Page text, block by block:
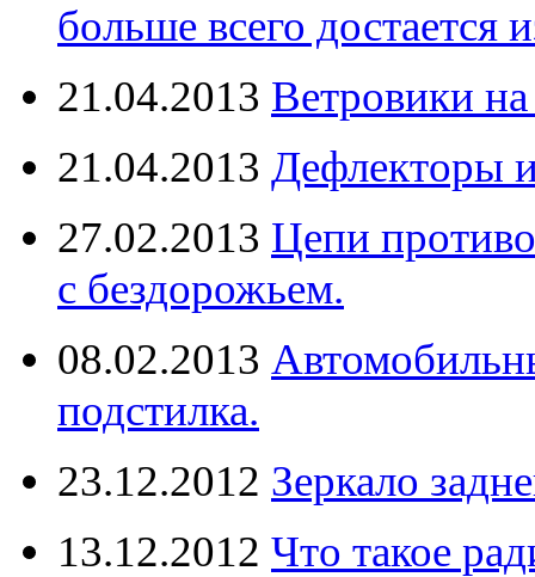
больше всего достается
21.04.2013 Ветровики
21.04.2013 Дефлекторы
27.02.2013 Цепи
с бездорожьем.
08.02.2013
подстилка.
23.12.2012 Зеркало
13.12.2012 Что такое